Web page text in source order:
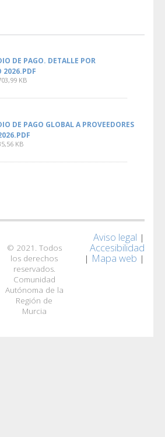
DE PAGO. DETALLE POR
2026.PDF
KB
DE PAGO GLOBAL A PROVEEDORES
KB
© 2021. Todos
los derechos
reservados.
Comunidad
Autónoma de la
Región de
Murcia
Aviso legal |
Accesibilidad
| Mapa web |